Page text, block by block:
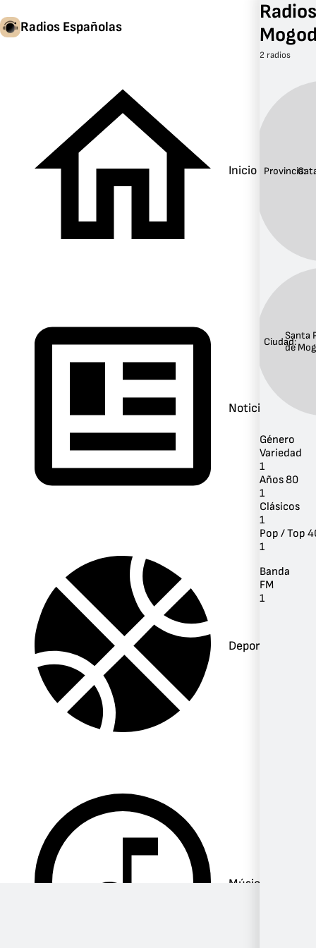
Radios Españolas
Inicio
Noticias
Deportes
Música
2 radios
Provincia:
Ciudad:Santa
de
Género
Variedad
1
Años 80
1
Clásicos
1
Pop / Top
1
Banda
FM
1